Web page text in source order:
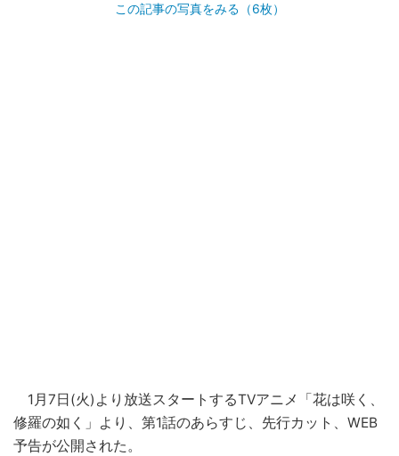
この記事の写真をみる（6枚）
1月7日(火)より放送スタートするTVアニメ「花は咲く、
修羅の如く」より、第1話のあらすじ、先行カット、WEB
予告が公開された。